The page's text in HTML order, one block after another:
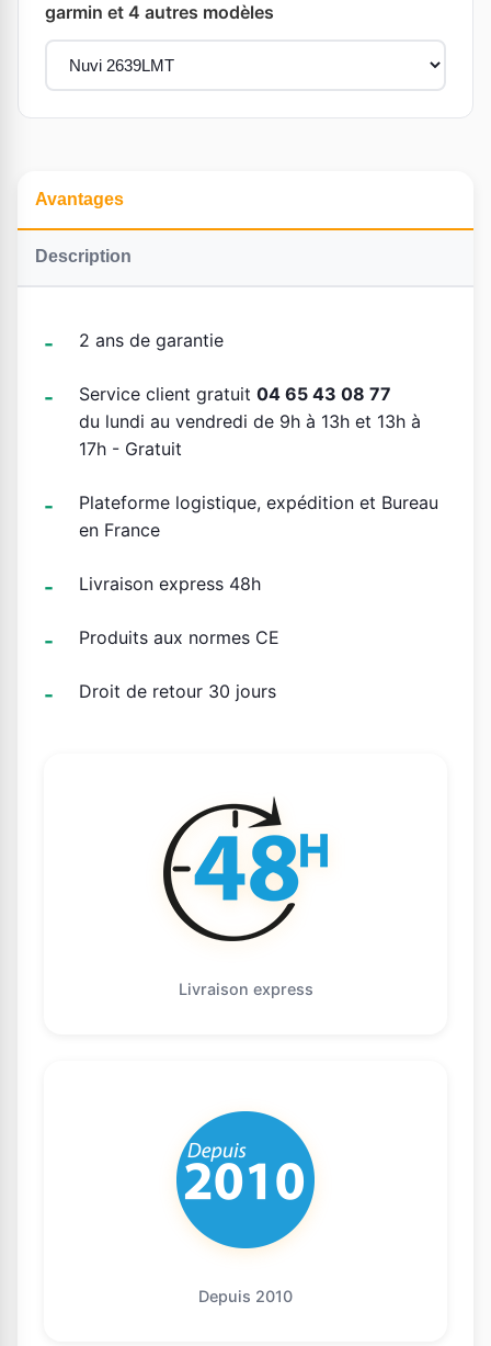
garmin et 4 autres modèles
Avantages
Description
2 ans de garantie
Service client gratuit 04 65 43 08 77
du lundi au vendredi de 9h à 13h et 13h à
17h - Gratuit
Plateforme logistique, expédition et Bureau
en France
Livraison express 48h
Produits aux normes CE
Droit de retour 30 jours
Livraison express
Depuis 2010